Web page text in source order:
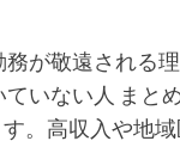
が敬遠される
いない人 まと
。高収入や地